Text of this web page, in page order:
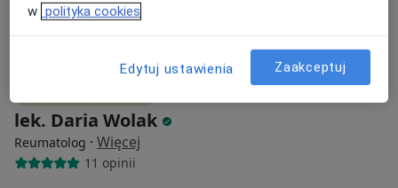
lek. Daria Wolak
Reumatolog · Więcej
11 opinii
w polityka cookies
Edytuj ustawienia Zaakceptuj